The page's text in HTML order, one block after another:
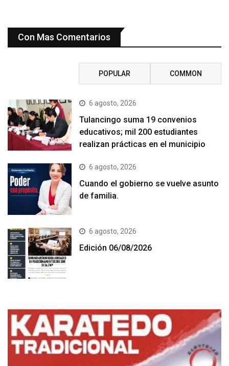
Con Mas Comentarios
POPULAR COMMON
6 agosto, 2026
Tulancingo suma 19 convenios
educativos; mil 200 estudiantes
realizan prácticas en el municipio
6 agosto, 2026
Cuando el gobierno se vuelve asunto
de familia.
6 agosto, 2026
Edición 06/08/2026